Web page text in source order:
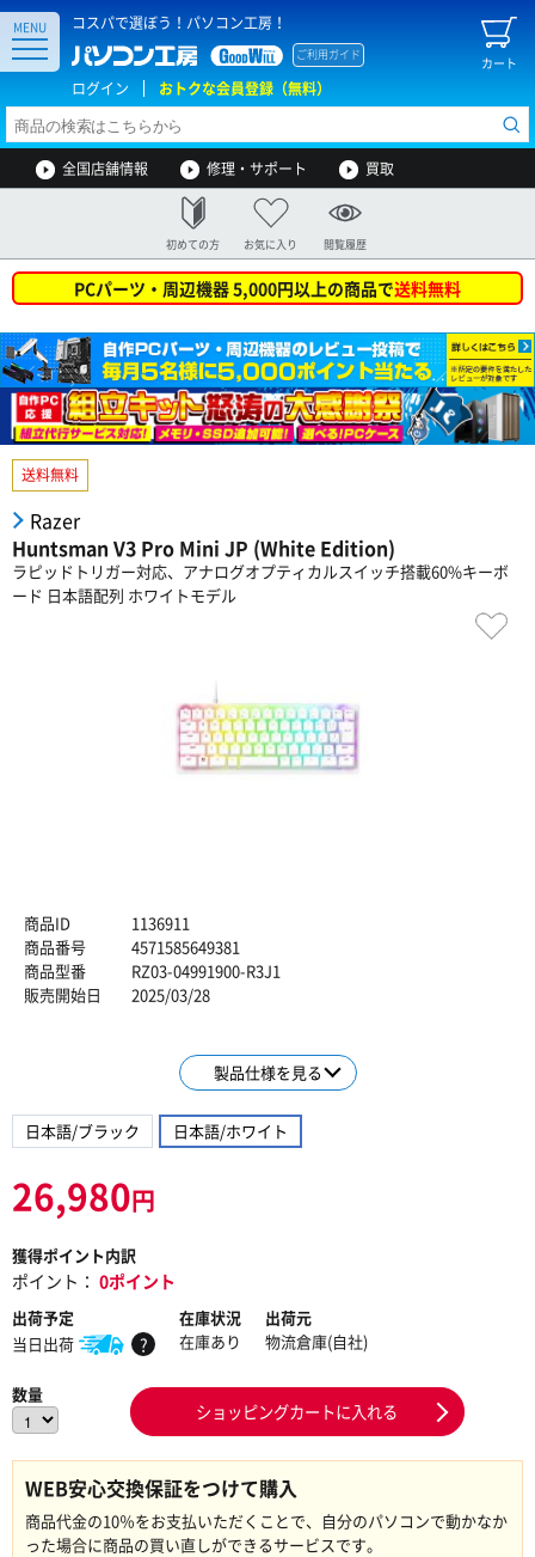
コスパで選ぼう！パソコン工房！
カート
ご利用ガイド
ログイン おトクな会員登録（無料）
MENU
全国店舗情報 修理・サポート 買取
初めての方 お気に入り 閲覧履歴
PCパーツ・周辺機器 5,000円以上の商品で送料無料
送料無料
Razer
Huntsman V3 Pro Mini JP (White Edition)
ラピッドトリガー対応、アナログオプティカルスイッチ搭載60%キーボ
ード 日本語配列 ホワイトモデル
商品ID
1136911
商品番号
4571585649381
商品型番
RZ03-04991900-R3J1
販売開始日
2025/03/28
製品仕様を見る
日本語/ブラック 日本語/ホワイト
26,980円
獲得ポイント内訳
ポイント： 0ポイント
出荷予定
当日出荷
?
在庫状況
在庫あり
出荷元
物流倉庫(自社)
数量
ショッピングカートに入れる
WEB安心交換保証をつけて購入
商品代金の10％をお支払いただくことで、自分のパソコンで動かなか
った場合に商品の買い直しができるサービスです。